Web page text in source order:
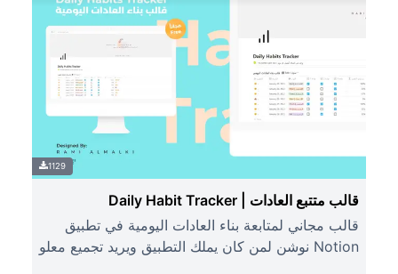
1129
قالب متتبع العادات | Daily Habit Tracker
قالب مجاني لمتابعة بناء العادات اليومية في تطبيق
Notion نوشن لمن كان يملك التطبيق ويريد تجميع معلو